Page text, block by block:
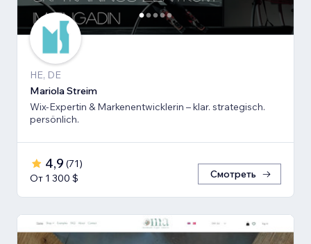
HE, DE
Mariola Streim
Wix-Expertin & Markenentwicklerin – klar. strategisch.
persönlich.
4,9 (71)
От 1 300 $
Смотреть